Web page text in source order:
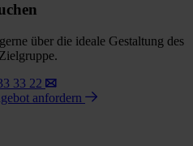
über die ideale Gestaltung des
33 22
anfordern